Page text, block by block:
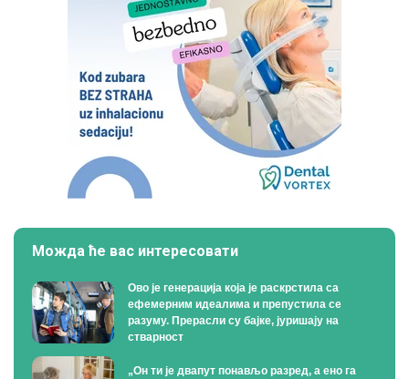
Можда ће вас интересовати
Ово је генерација која је раскрстила са
ефемерним идеалима и препустила се
разуму. Прерасли су бајке, јуришају на
стварност
„Он ти је двапут понављо разред, а ено га